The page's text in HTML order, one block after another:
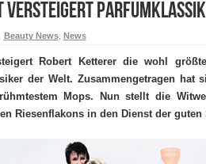
Beauty News, News
Robert Ketterer die wohl
der Welt. Zusammengetragen hat
Mops. Nun stellt die
Riesenflakons in den Dienst der guten